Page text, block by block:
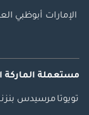
الإمارات أبوظبي
مستعملة الماركة
تويوتا مرسيدس بنز